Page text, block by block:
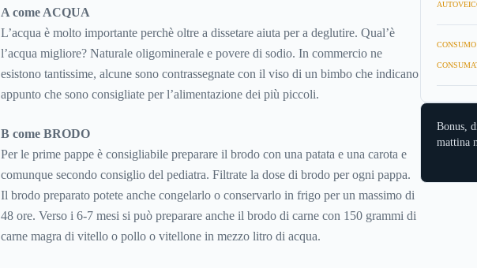
dell'alfabeto.
A come ACQUA
L’acqua è molto importante perchè oltre a dissetare aiuta per a deglutire. Qual’è
l’acqua migliore? Naturale oligominerale e povere di sodio. In commercio ne
esistono tantissime, alcune sono contrassegnate con il viso di un bimbo che indicano
appunto che sono consigliate per l’alimentazione dei più piccoli.
B come BRODO
Per le prime pappe è consigliabile preparare il brodo con una patata e una carota e
comunque secondo consiglio del pediatra. Filtrate la dose di brodo per ogni pappa.
Il brodo preparato potete anche congelarlo o conservarlo in frigo per un massimo di
48 ore. Verso i 6-7 mesi si può preparare anche il brodo di carne con 150 grammi di
carne magra di vitello o pollo o vitellone in mezzo litro di acqua.
Bonus,
mattina